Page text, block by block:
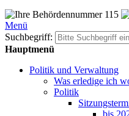
Menü
Suchbegriff:
Hauptmenü
Politik und Verwaltung
Was erledige ich
Politik